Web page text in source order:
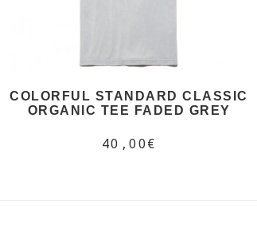
COLORFUL STANDARD CLASSIC
ORGANIC TEE FADED GREY
40,00€